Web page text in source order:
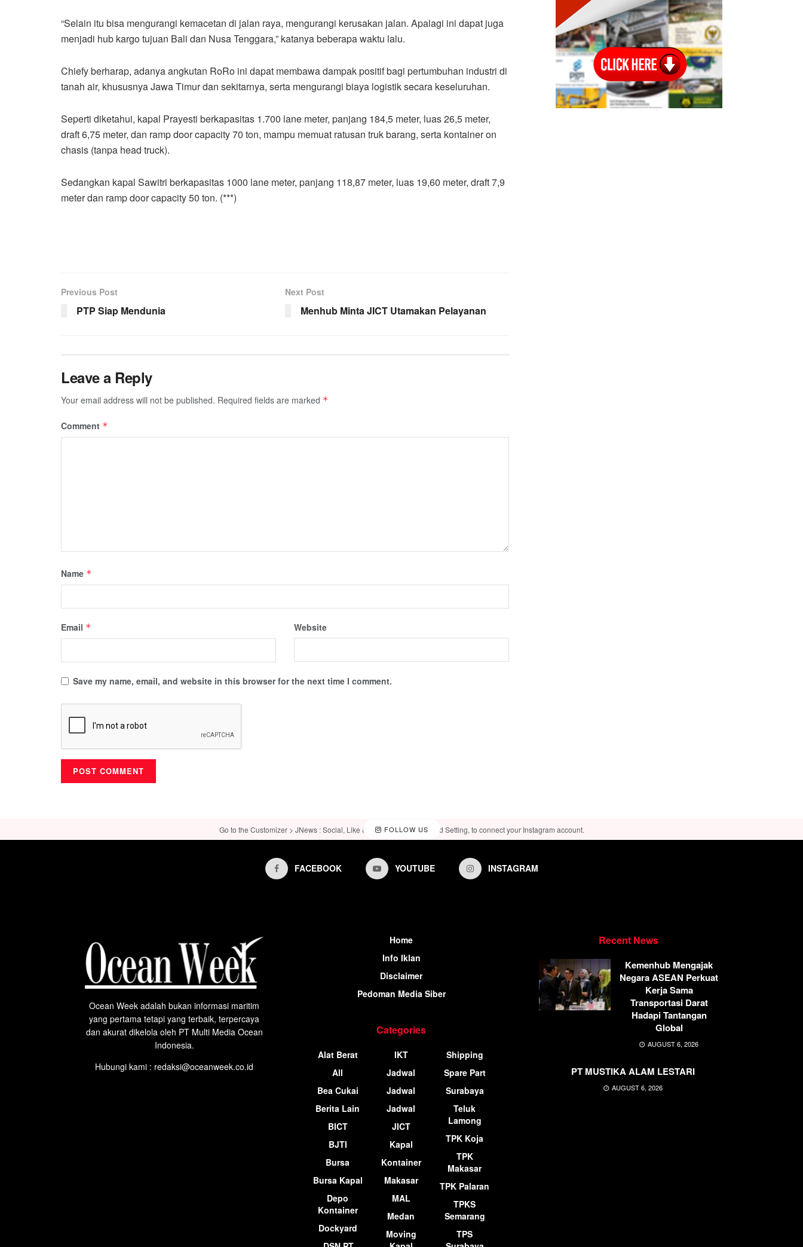
“Selain itu bisa mengurangi kemacetan di jalan raya, mengurangi kerusakan jalan. Apalagi ini dapat juga
menjadi hub kargo tujuan Bali dan Nusa Tenggara,” katanya beberapa waktu lalu.
Chiefy berharap, adanya angkutan RoRo ini dapat membawa dampak positif bagi pertumbuhan industri di
tanah air, khususnya Jawa Timur dan sekitarnya, serta mengurangi biaya logistik secara keseluruhan.
Seperti diketahui, kapal Prayesti berkapasitas 1.700 lane meter, panjang 184,5 meter, luas 26,5 meter,
draft 6,75 meter, dan ramp door capacity 70 ton, mampu memuat ratusan truk barang, serta kontainer on
chasis (tanpa head truck).
Sedangkan kapal Sawitri berkapasitas 1000 lane meter, panjang 118,87 meter, luas 19,60 meter, draft 7,9
meter dan ramp door capacity 50 ton. (***)
Previous Post
PTP Siap Mendunia
Next Post
Menhub Minta JICT Utamakan Pelayanan
Leave a Reply
Your email address will not be published. Required fields are marked *
Comment *
Name *
Email * Website
Save my name, email, and website in this browser for the next time I comment.
FOLLOW US
Go to the Customizer > JNews : Social, Like & View > Instagram Feed Setting, to connect your Instagram account.
FACEBOOK YOUTUBE INSTAGRAM
Ocean Week adalah bukan informasi maritim
yang pertama tetapi yang terbaik, terpercaya
dan akurat dikelola oleh PT Multi Media Ocean
Indonesia.
Hubungi kami : redaksi@oceanweek.co.id
Home
Info Iklan
Disclaimer
Pedoman Media Siber
Categories
Alat Berat
All
Bea Cukai
Berita Lain
BICT
BJTI
Bursa
Bursa Kapal
Depo
Kontainer
Dockyard
IKT
Jadwal
Jadwal
Jadwal
JICT
Kapal
Kontainer
Makasar
MAL
Medan
Moving
Shipping
Spare Part
Surabaya
Teluk
Lamong
TPK Koja
TPK
Makasar
TPK Palaran
TPKS
Semarang
TPS
Recent News
Kemenhub Mengajak
Negara ASEAN Perkuat
Kerja Sama
Transportasi Darat
Hadapi Tantangan
Global
AUGUST 6, 2026
PT MUSTIKA ALAM LESTARI
AUGUST 6, 2026